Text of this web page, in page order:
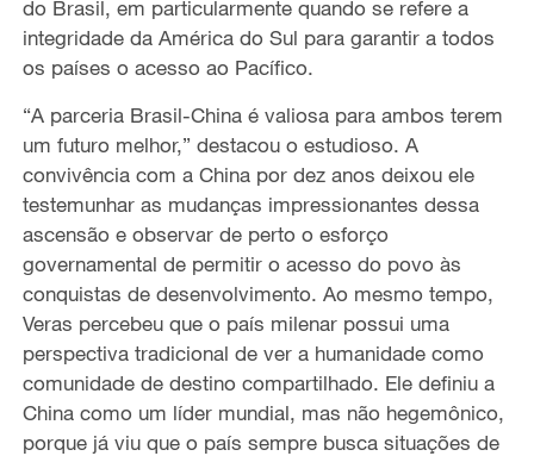
do Brasil, em particularmente quando se refere a
integridade da América do Sul para garantir a todos
os países o acesso ao Pacífico.
“A parceria Brasil-China é valiosa para ambos terem
um futuro melhor,” destacou o estudioso. A
convivência com a China por dez anos deixou ele
testemunhar as mudanças impressionantes dessa
ascensão e observar de perto o esforço
governamental de permitir o acesso do povo às
conquistas de desenvolvimento. Ao mesmo tempo,
Veras percebeu que o país milenar possui uma
perspectiva tradicional de ver a humanidade como
comunidade de destino compartilhado. Ele definiu a
China como um líder mundial, mas não hegemônico,
porque já viu que o país sempre busca situações de